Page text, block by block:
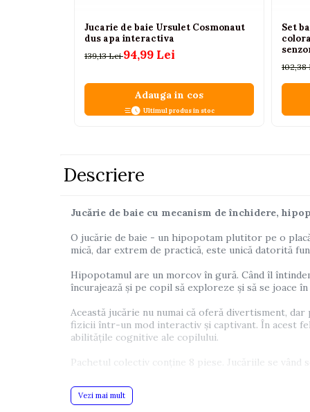
Jocuri sportive
Jucarii educative din lemn
Saltelute si centre de activitati
Seturi de rufe
Trenuri cu sine
Vehicule de constructii
Jucarie de baie Ursulet Cosmonaut
dus apa interactiva
139,13 Lei94,99 Lei
Adauga in cos
Ultimul produs in stoc
Set
Descriere
Jucărie de baie cu mecanism de închidere,
O jucărie de baie - un hipopotam plutitor pe o
mică, dar extrem de practică, este unică datorită
Hipopotamul are un morcov în gură. Când îl
încurajează și pe copil să exploreze și să se joace în
Această jucărie nu numai că oferă divertisment,
fizicii într-un mod interactiv și captivant. În acest
abilitățile cognitive ale copilului.
Pachetul colectiv conține 8 piese. Jucăriile se vând
Hipopotamii sunt de culoare gri și albastru. Vă
Vezi mai mult